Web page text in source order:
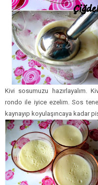
Kivi sosumuzu hazırlayalım.
rondo ile iyice ezelim. Sos
kaynayıp koyulaşıncaya kadar